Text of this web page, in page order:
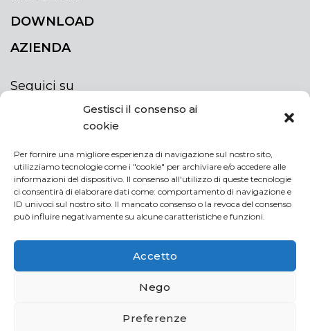
Gestisci il consenso ai
cookie
Per fornire una migliore esperienza di navigazione sul nostro sito,
utilizziamo tecnologie come i "cookie" per archiviare e/o accedere alle
informazioni del dispositivo. Il consenso all'utilizzo di queste tecnologie
ci consentirà di elaborare dati come: comportamento di navigazione e
ID univoci sul nostro sito. Il mancato consenso o la revoca del consenso
può influire negativamente su alcune caratteristiche e funzioni.
Accetto
Nego
Preferenze
DOWNLOAD
AZIENDA
Seguici su
ISCRIVITI ALLA NEWSLETTER
Rimani sempre aggiornato iscrivendoti alla
newsletter
NEWSLETTER
Acconsento al trattamento dei miei dati personali
If